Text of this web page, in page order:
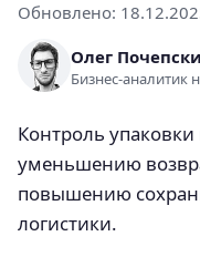
Обновлено:
Олег
Бизнес-аналитик
Контроль
уменьшению
повышению
логистики.